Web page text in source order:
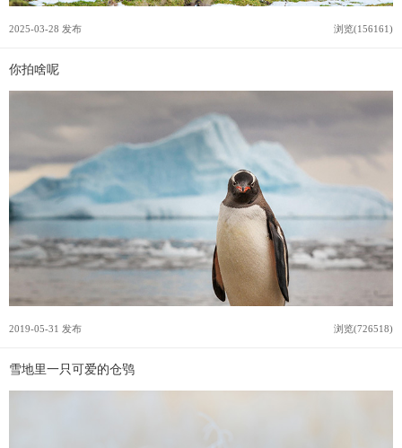
2025-03-28 发布 浏览(156161)
你拍啥呢
2019-05-31 发布 浏览(726518)
雪地里一只可爱的仓鸮